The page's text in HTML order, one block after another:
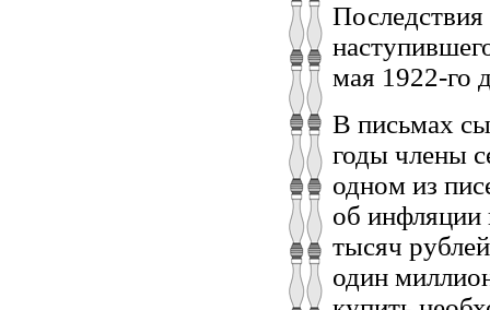
мая 1922-го
В письмах
годы члены
одном из
об инфляции
тысяч
один